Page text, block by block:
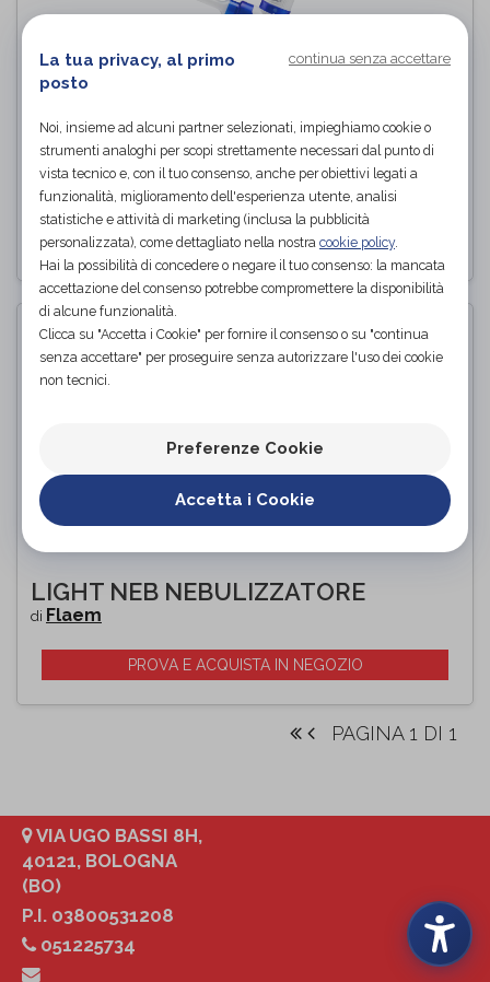
AIRFEEL fisioterapia respiratoria.
di Flaem
PROVA E ACQUISTA IN NEGOZIO
LIGHT NEB NEBULIZZATORE
di Flaem
PROVA E ACQUISTA IN NEGOZIO
PAGINA 1 DI 1
VIA UGO BASSI 8H,
40121, BOLOGNA
(BO)
P.I. 03800531208
051225734
La tua privacy, al primo
posto
continua senza accettare
Noi, insieme ad alcuni partner selezionati, impieghiamo cookie o
strumenti analoghi per scopi strettamente necessari dal punto di
vista tecnico e, con il tuo consenso, anche per obiettivi legati a
funzionalità, miglioramento dell'esperienza utente, analisi
statistiche e attività di marketing (inclusa la pubblicità
personalizzata), come dettagliato nella nostra cookie policy.
Hai la possibilità di concedere o negare il tuo consenso: la mancata
accettazione del consenso potrebbe compromettere la disponibilità
di alcune funzionalità.
Clicca su "Accetta i Cookie" per fornire il consenso o su "continua
senza accettare" per proseguire senza autorizzare l'uso dei cookie
non tecnici.
Preferenze Cookie
Accetta i Cookie